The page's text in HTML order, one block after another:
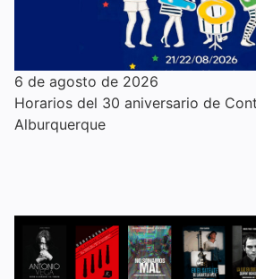
6 de agosto de 2026
Horarios del 30 aniversario de
Alburquerque